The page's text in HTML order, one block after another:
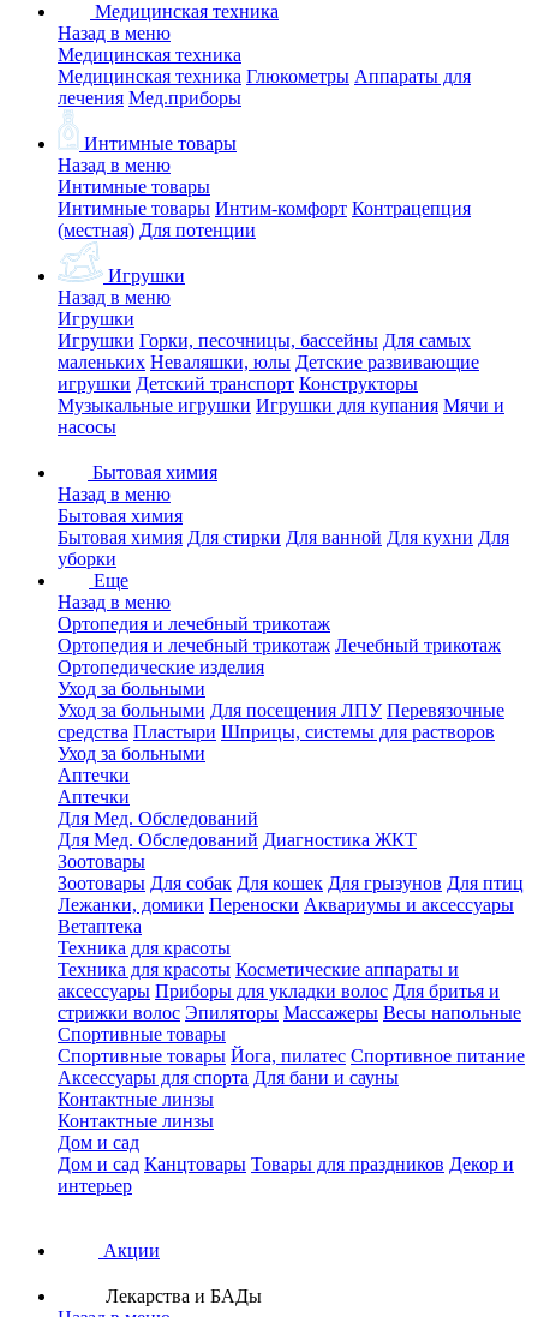
Медицинская техника
Назад в меню
Медицинская техника
Медицинская техника Глюкометры Аппараты для
лечения Мед.приборы
Интимные товары
Назад в меню
Интимные товары
Интимные товары Интим-комфорт Контрацепция
(местная) Для потенции
Игрушки
Назад в меню
Игрушки
Игрушки Горки, песочницы, бассейны Для самых
маленьких Неваляшки, юлы Детские развивающие
игрушки Детский транспорт Конструкторы
Музыкальные игрушки Игрушки для купания Мячи и
насосы
Бытовая химия
Назад в меню
Бытовая химия
Бытовая химия Для стирки Для ванной Для кухни Для
уборки
Еще
Назад в меню
Ортопедия и лечебный трикотаж
Ортопедия и лечебный трикотаж Лечебный трикотаж
Ортопедические изделия
Уход за больными
Уход за больными Для посещения ЛПУ Перевязочные
средства Пластыри Шприцы, системы для растворов
Уход за больными
Аптечки
Аптечки
Для Мед. Обследований
Для Мед. Обследований Диагностика ЖКТ
Зоотовары
Зоотовары Для собак Для кошек Для грызунов Для птиц
Лежанки, домики Переноски Аквариумы и аксессуары
Ветаптека
Техника для красоты
Техника для красоты Косметические аппараты и
аксессуары Приборы для укладки волос Для бритья и
стрижки волос Эпиляторы Массажеры Весы напольные
Спортивные товары
Спортивные товары Йога, пилатес Спортивное питание
Аксессуары для спорта Для бани и сауны
Контактные линзы
Контактные линзы
Дом и сад
Дом и сад Канцтовары Товары для праздников Декор и
интерьер
Акции
Лекарства и БАДы